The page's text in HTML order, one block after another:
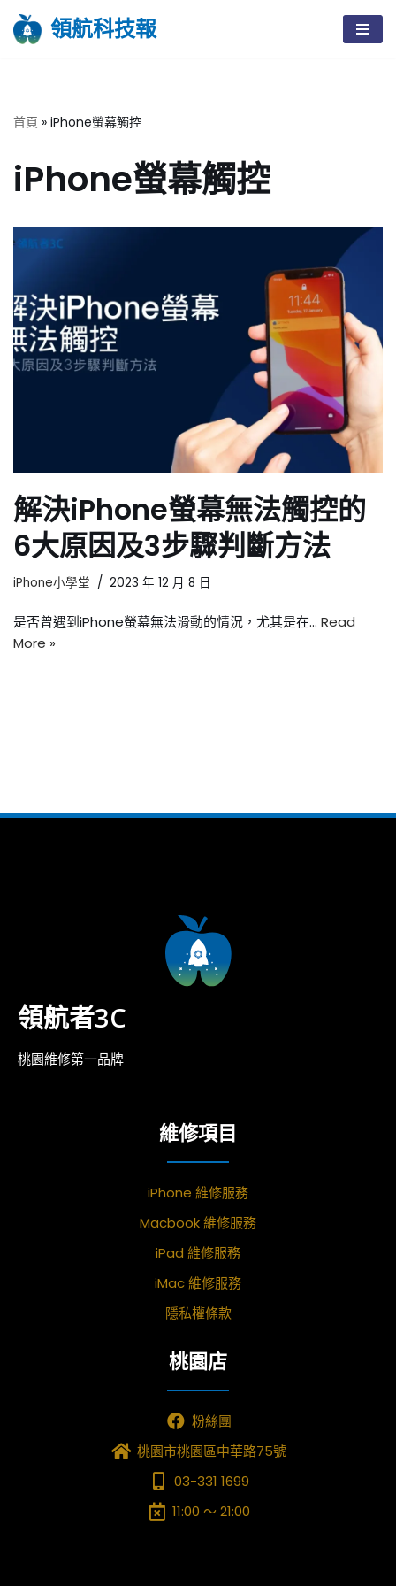
Skip
領航科技報
首頁 » iPhone螢幕觸控
iPhone螢幕觸控
解決iPhone螢幕無法觸控的
6大原因及3步驟判斷方法
iPhone小學堂 2023 年 12 月 8 日
是否曾遇到iPhone螢幕無法滑動的情況，尤其是在… Read
More »
領航者3C
桃園維修第一品牌
維修項目
iPhone 維修服務
Macbook 維修服務
iPad 維修服務
iMac 維修服務
隱私權條款
桃園店
粉絲團
桃園市桃園區中華路75號
03-331 1699
11:00 ～ 21:00